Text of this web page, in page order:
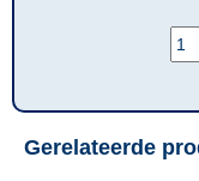
Gerelateerde